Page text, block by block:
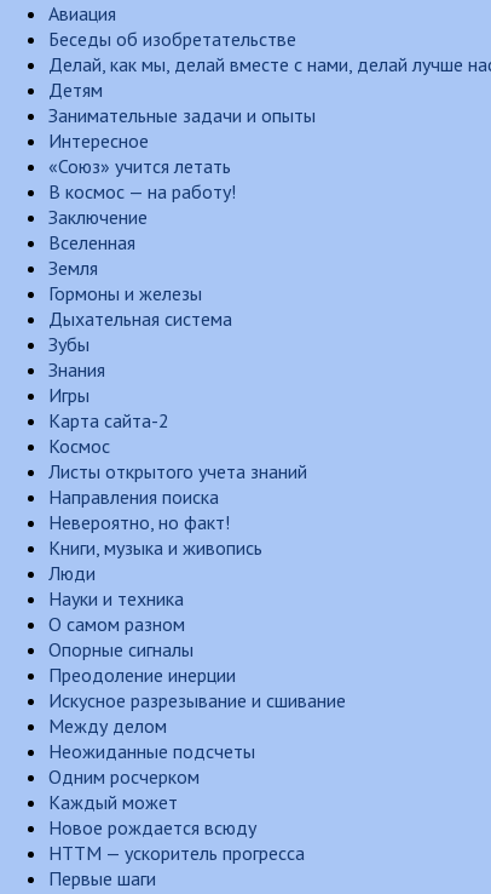
Авиация
Беседы об изобретательстве
Делай, как мы, делай вместе с нами, делай лучше
Детям
Занимательные задачи и опыты
Интересное
«Союз» учится летать
В космос — на работу!
Заключение
Вселенная
Земля
Гормоны и железы
Дыхательная система
Зубы
Знания
Игры
Карта сайта-2
Космос
Листы открытого учета знаний
Направления поиска
Невероятно, но факт!
Книги, музыка и живопись
Люди
Науки и техника
О самом разном
Опорные сигналы
Преодоление инерции
Искусное разрезывание и сшивание
Между делом
Неожиданные подсчеты
Одним росчерком
Каждый может
Новое рождается всюду
НТТМ — ускоритель прогресса
Первые шаги